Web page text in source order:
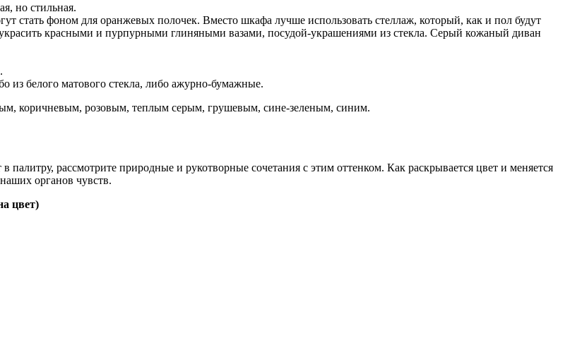
но стильная.
стать фоном для оранжевых полочек. Вместо шкафа лучше использовать стеллаж, который, как и пол будут
красными и пурпурными глиняными вазами, посудой-украшениями из стекла. Серый кожаный диван
белого матового стекла, либо ажурно-бумажные.
коричневым, розовым, теплым серым, грушевым, сине-зеленым, синим.
рассмотрите природные и рукотворные сочетания с этим оттенком. Как раскрывается цвет и меняется
органов чувств.
цвет)